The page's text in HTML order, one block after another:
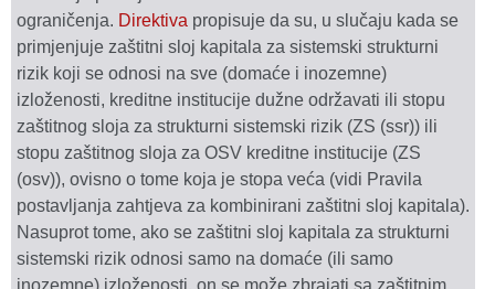
ograničenja. Direktiva propisuje da su, u slučaju kada se
primjenjuje zaštitni sloj kapitala za sistemski strukturni
rizik koji se odnosi na sve (domaće i inozemne)
izloženosti, kreditne institucije dužne održavati ili stopu
zaštitnog sloja za strukturni sistemski rizik (ZS (ssr)) ili
stopu zaštitnog sloja za OSV kreditne institucije (ZS
(osv)), ovisno o tome koja je stopa veća (vidi Pravila
postavljanja zahtjeva za kombinirani zaštitni sloj kapitala).
Nasuprot tome, ako se zaštitni sloj kapitala za strukturni
sistemski rizik odnosi samo na domaće (ili samo
inozemne) izloženosti, on se može zbrajati sa zaštitnim